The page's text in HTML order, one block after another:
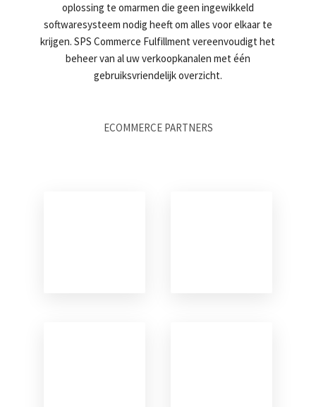
oplossing te omarmen die geen ingewikkeld
softwaresysteem nodig heeft om alles voor elkaar te
krijgen. SPS Commerce Fulfillment vereenvoudigt het
beheer van al uw verkoopkanalen met één
gebruiksvriendelijk overzicht.
ECOMMERCE PARTNERS